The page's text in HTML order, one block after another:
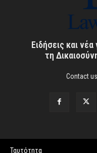
Ειδήσεις και
τη
Contact
Ταυτότητα